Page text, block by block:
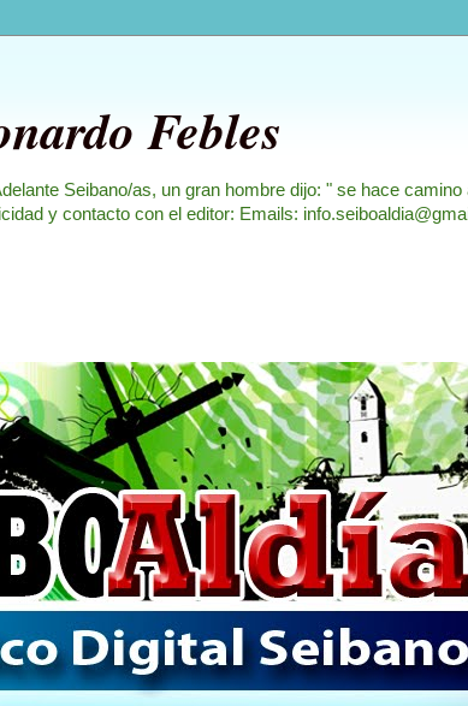
Febles
Seibano/as, un gran hombre dijo: " se hace camino
y contacto con el editor: Emails: